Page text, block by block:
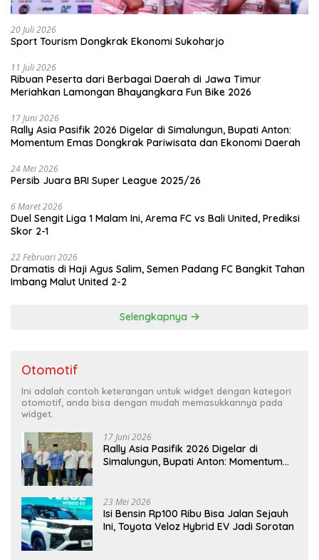
20 Juli 2026
Sport Tourism Dongkrak Ekonomi Sukoharjo
11 Juli 2026
Ribuan Peserta dari Berbagai Daerah di Jawa Timur
Meriahkan Lamongan Bhayangkara Fun Bike 2026
17 Juni 2026
Rally Asia Pasifik 2026 Digelar di Simalungun, Bupati Anton:
Momentum Emas Dongkrak Pariwisata dan Ekonomi Daerah
24 Mei 2026
Persib Juara BRI Super League 2025/26
6 Maret 2026
Duel Sengit Liga 1 Malam Ini, Arema FC vs Bali United, Prediksi
Skor 2-1
22 Februari 2026
Dramatis di Haji Agus Salim, Semen Padang FC Bangkit Tahan
Imbang Malut United 2-2
Selengkapnya
Otomotif
Ini adalah contoh keterangan untuk widget dengan kategori
otomotif, anda bisa dengan mudah memasukkannya pada
widget.
17 Juni 2026
Rally Asia Pasifik 2026 Digelar di
Simalungun, Bupati Anton: Momentum
23 Mei 2026
Isi Bensin Rp100 Ribu Bisa Jalan Sejauh
Ini, Toyota Veloz Hybrid EV Jadi Sorotan